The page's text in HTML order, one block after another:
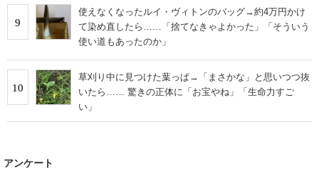
9
使えなくなったルイ・ヴィトンのバッグ→約4万円かけ
て染め直したら……「捨てなきゃよかった」「そういう
使い道もあったのか」
10
草刈り中に見つけた葉っぱ→「まさかな」と思いつつ抜
いたら…… 驚きの正体に「お宝やね」「生命力すご
い」
アンケート